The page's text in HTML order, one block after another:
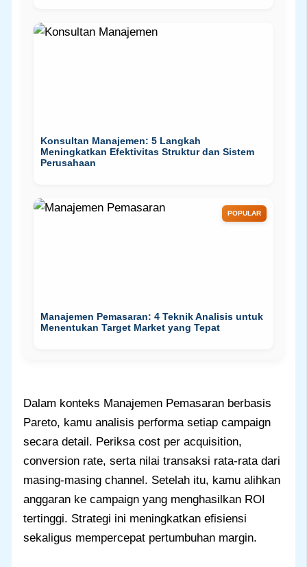
Konsultan Manajemen: 5 Langkah
Meningkatkan Efektivitas Struktur dan Sistem
Perusahaan
POPULAR
Manajemen Pemasaran: 4 Teknik Analisis untuk
Menentukan Target Market yang Tepat
Dalam konteks Manajemen Pemasaran berbasis
Pareto, kamu analisis performa setiap campaign
secara detail. Periksa cost per acquisition,
conversion rate, serta nilai transaksi rata-rata dari
masing-masing channel. Setelah itu, kamu alihkan
anggaran ke campaign yang menghasilkan ROI
tertinggi. Strategi ini meningkatkan efisiensi
sekaligus mempercepat pertumbuhan margin.